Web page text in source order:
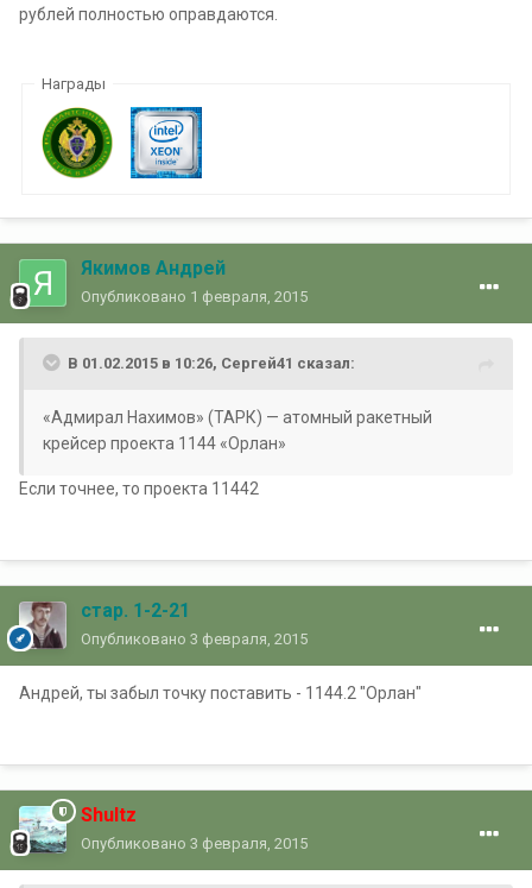
рублей полностью оправдаются.
Награды
Якимов Андрей
Опубликовано 1 февраля, 2015
В 01.02.2015 в 10:26, Сергей41 сказал:
«Адмирал Нахимов» (ТАРК) — атомный ракетный
крейсер проекта 1144 «Орлан»
Если точнее, то проекта 11442
стар. 1-2-21
Опубликовано 3 февраля, 2015
Андрей, ты забыл точку поставить - 1144.2 "Орлан"
Shultz
Опубликовано 3 февраля, 2015